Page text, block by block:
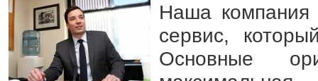
Наша компания
сервис,
Основные